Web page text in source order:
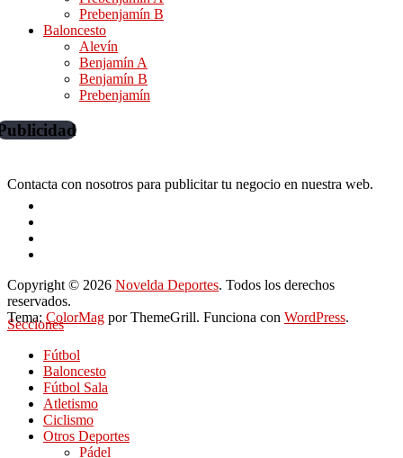
Prebenjamín B
Baloncesto
Alevín
Benjamín A
Benjamín B
Prebenjamín
Contacta con nosotros para publicitar tu negocio en nuestra web.
Copyright © 2026 Novelda Deportes. Todos los derechos
reservados.
Tema: ColorMag por ThemeGrill. Funciona con WordPress.
Secciones
Fútbol
Baloncesto
Fútbol Sala
Atletismo
Ciclismo
Otros Deportes
Pádel